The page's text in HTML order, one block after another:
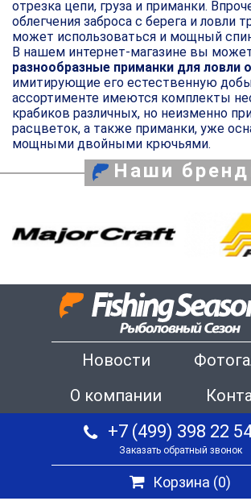
отрезка цепи, груза и приманки.
облегчения заброса с берега и ловли
может использоваться и мощный
В нашем интернет-магазине вы
разнообразные приманки для ловли
имитирующие его естественную
ассортименте имеются комплекты
крабиков различных, но неизменно
расцветок, а также приманки, уже
мощными двойными крючьями.
Наши
Новости
О компании
+7 (499) 398 22
Заказать обратный звонок
Корзина (0)